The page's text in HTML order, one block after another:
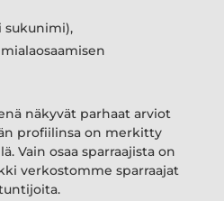
sukunimi),
näkyvät parhaat arviot
profiilinsa on merkitty
Vain osaa sparraajista on
verkostomme sparraajat